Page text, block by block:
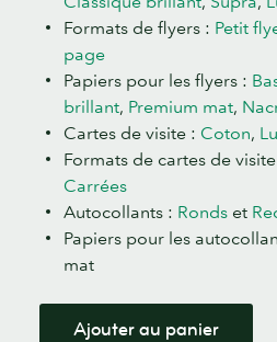
Formats de flyers : Petit
page
Papiers pour les flyers :
brillant, Premium mat,
Cartes de visite : Coton,
Formats de cartes de
Carrées
Autocollants : Ronds et
Papiers pour les
mat
Ajouter au panier